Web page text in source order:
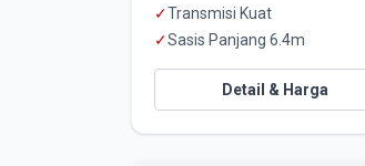
✓Transmisi Kuat
✓Sasis Panjang 6.4m
Detail & Harga